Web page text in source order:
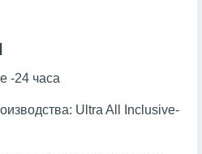
-24 часа
Ultra All Inclusive-